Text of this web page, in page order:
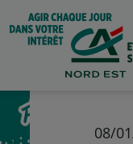
08/